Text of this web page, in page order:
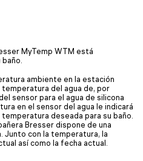
MyTemp WTM está
ambiente en la estación
del agua de, por
sensor para el agua de silicona
en el sensor del agua le indicará
deseada para su baño.
Bresser dispone de una
Junto con la temperatura, la
así como la fecha actual.